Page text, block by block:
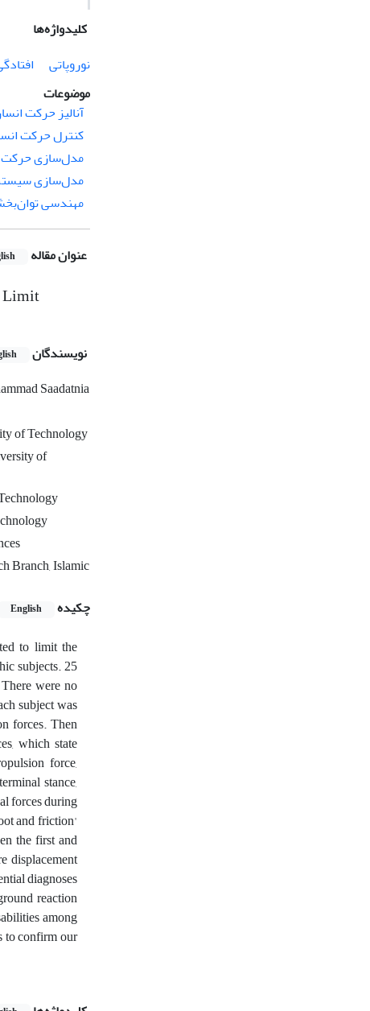
کلیدواژه‌ها
نوروپاتی
موضوعات
آنالیز حرکت
کنترل حرکت
مدل‌سازی حرکت
مدل‌سازی
مهندسی
عنوان مقاله
Limit
نویسندگان
Saadatnia
of Technology
of
Branch, Islamic
چکیده
English
to limit the
subjects. 25
were no
subject was
forces. Then
which state
force,
stance,
forces during
and friction'
the first and
displacement
diagnoses
reaction
among
to confirm our